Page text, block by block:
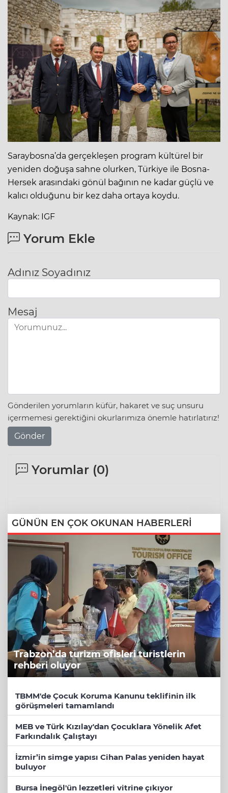
Saraybosna’da gerçekleşen program kültürel bir
yeniden doğuşa sahne olurken, Türkiye ile Bosna-
Hersek arasındaki gönül bağının ne kadar güçlü ve
kalıcı olduğunu bir kez daha ortaya koydu.
Kaynak: IGF
Yorum Ekle
Adınız Soyadınız
Mesaj
Gönderilen yorumların küfür, hakaret ve suç unsuru
içermemesi gerektiğini okurlarımıza önemle hatırlatırız!
Gönder
Yorumlar (0)
GÜNÜN EN ÇOK OKUNAN HABERLERİ
Trabzon’da turizm ofisleri turistlerin
rehberi oluyor
TBMM'de Çocuk Koruma Kanunu teklifinin ilk
görüşmeleri tamamlandı
MEB ve Türk Kızılay'dan Çocuklara Yönelik Afet
Farkındalık Çalıştayı
İzmir’in simge yapısı Cihan Palas yeniden hayat
buluyor
Bursa İnegöl'ün lezzetleri vitrine çıkıyor